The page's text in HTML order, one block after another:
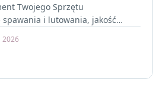
Twojego Sprzętu
i lutowania, jakość
2026